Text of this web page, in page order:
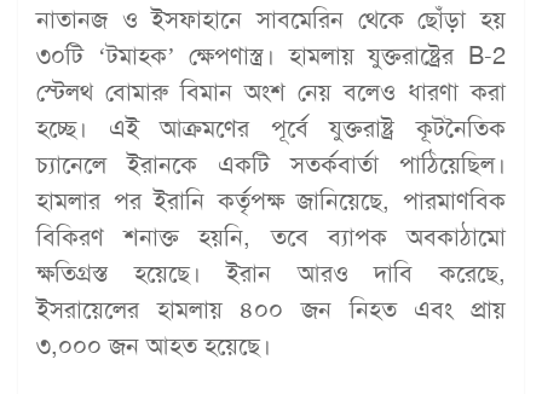
নাতানজ ও ইসফাহানে সাবমেরিন থেকে ছোঁড়া হয়
৩০টি ‘টমাহক’ ক্ষেপণাস্ত্র। হামলায় যুক্তরাষ্ট্রের B-2
স্টেলথ বোমারু বিমান অংশ নেয় বলেও ধারণা করা
হচ্ছে। এই আক্রমণের পূর্বে যুক্তরাষ্ট্র কূটনৈতিক
চ্যানেলে ইরানকে একটি সতর্কবার্তা পাঠিয়েছিল।
হামলার পর ইরানি কর্তৃপক্ষ জানিয়েছে, পারমাণবিক
বিকিরণ শনাক্ত হয়নি, তবে ব্যাপক অবকাঠামো
ক্ষতিগ্রস্ত হয়েছে। ইরান আরও দাবি করেছে,
ইসরায়েলের হামলায় ৪০০ জন নিহত এবং প্রায়
৩,০০০ জন আহত হয়েছে।